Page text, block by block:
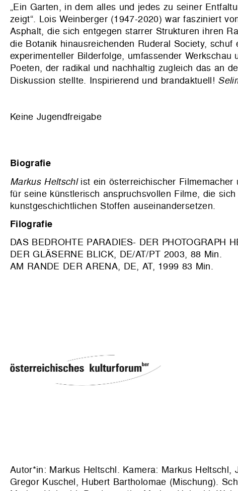
„Ein Garten, in dem alles und jedes zu seiner
zeigt“. Lois Weinberger (1947-2020) war fasziniert
Asphalt, die sich entgegen starrer Strukturen ihren
die Botanik hinausreichenden Ruderal Society,
experimenteller Bilderfolge, umfassender
Poeten, der radikal und nachhaltig zugleich das an
Diskussion stellte. Inspirierend und brandaktuell!
Keine Jugendfreigabe
Biografie
Markus Heltschlist ein österreichischer Filmemacher
für seine künstlerisch anspruchsvollen Filme, die
kunstgeschichtlichen Stoffen auseinandersetzen.
Filografie
DAS BEDROHTE PARADIES- DER PHOTOGRAPH
DER GLÄSERNE BLICK, DE/AT/PT 2003, 88 Min.
AM RANDE DER ARENA, DE, AT, 1999 83 Min.
Autor*in: Markus Heltschl. Kamera: Markus
Gregor Kuschel, Hubert Bartholomae (Mischung).